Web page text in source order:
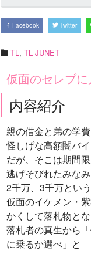
Facebook Twitter
TL , TL JUNET
仮面のセレブ
内容紹介
親の借金と弟の学
怪しげな高額闇バ
だが、そこは期間
逃げそびれたみな
2千万、3千万とい
仮面のイケメン・
かくして落札物とな
落札者の真生から
に乗るか選べ」と